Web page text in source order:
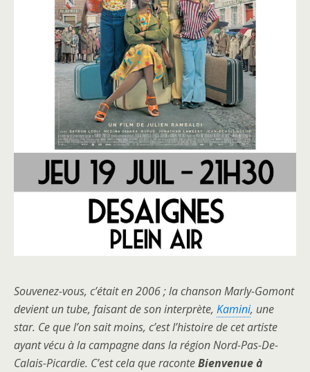
Souvenez-vous, c’était en 2006 ; la chanson Marly-Gomont
devient un tube, faisant de son interprète, Kamini, une
star. Ce que l’on sait moins, c’est l’histoire de cet artiste
ayant vécu à la campagne dans la région Nord-Pas-De-
Calais-Picardie. C’est cela que raconteBienvenue à